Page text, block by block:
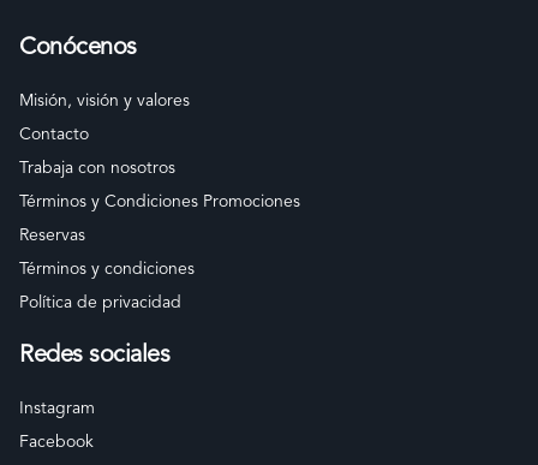
Conócenos
Misión, visión y valores
Contacto
Trabaja con nosotros
Términos y Condiciones Promociones
Reservas
Términos y condiciones
Política de privacidad
Redes sociales
Instagram
Facebook